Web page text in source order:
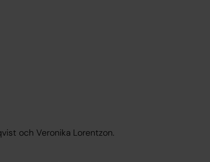
och Veronika Lorentzon.